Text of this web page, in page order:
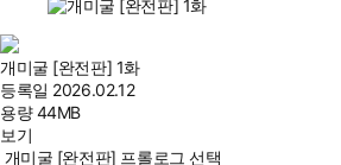
개미굴 [완전판] 1화
등록일 2026.02.12
용량44MB
보기
개미굴 [완전판] 프롤로그 선택